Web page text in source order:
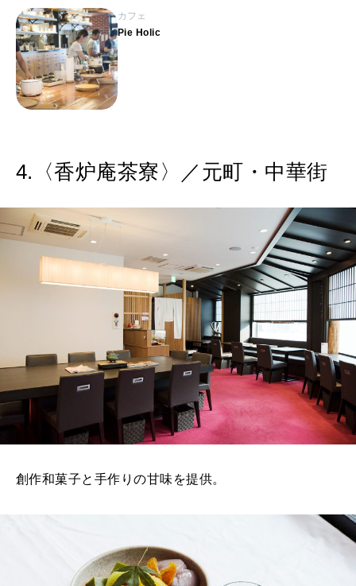
カフェ
Pie Holic
4.〈香炉庵茶寮〉／元町・中華街
創作和菓子と手作りの甘味を提供。